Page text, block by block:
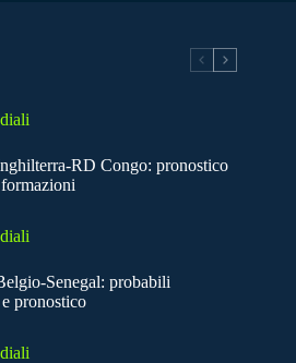
RD Congo: pronostico
Senegal: probabili
pronostico